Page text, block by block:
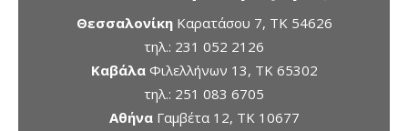
ΘεσσαλονίκηΚαρατάσου 7, TK 54626
τηλ.: 231 052 2126
ΚαβάλαΦιλελλήνων 13, ΤΚ 65302
τηλ.: 251 083 6705
ΑθήναΓαμβέτα 12, ΤΚ 10677